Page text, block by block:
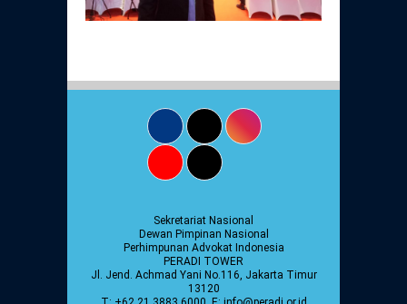
Sekretariat Nasional
Dewan Pimpinan Nasional
Perhimpunan Advokat Indonesia
PERADI TOWER
Jl. Jend. Achmad Yani No.116, Jakarta Timur
13120